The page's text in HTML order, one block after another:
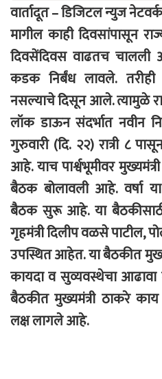
वार्तादूत – डिजिटल न्युज नेटवर्क
मागील काही दिवसांपासून
दिवसेंदिवस वाढतच चालली
कडक निर्बंध लावले. तरीही
नसल्याचे दिसून आले. त्यामुळे
लॉक डाऊन संदर्भात नवीन
गुरुवारी (दि. २२) रात्री ८
आहे. याच पार्श्वभूमीवर
बैठक बोलावली आहे. वर्षा
बैठक सुरू आहे. या
गृहमंत्री दिलीप वळसे पाटील,
उपस्थित आहेत. या बैठकीत
कायदा व सुव्यवस्थेचा
बैठकीत मुख्यमंत्री ठाकरे
लक्ष लागले आहे.